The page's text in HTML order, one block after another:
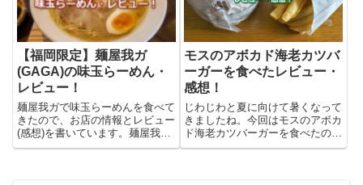
は、...
【福岡限定】麺屋我ガ
(GAGA)の味玉らーめん・
レビュー！
麺屋我ガで味玉らーめんを食べて
きたので、お店の情報とレビュー
(感想)を書いています。麺屋我ガ
について麺屋我ガ(GAGA)は福岡
モスのアボカド海老カツバ
ーガーを食べたレビュー・
感想！
じわじわと夏に向けて暑くなって
きましたね。今回はモスのアボカ
ド海老カツバーガーを食べたの
で、レビュー・感想を書きまし